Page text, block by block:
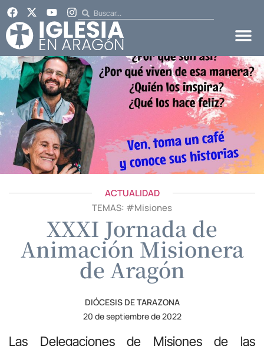
ACTUALIDAD
TEMAS: #Misiones
XXXI Jornada de
Animación Misionera
de Aragón
DIÓCESIS DE TARAZONA
20 de septiembre de 2022
Las Delegaciones de Misiones de las